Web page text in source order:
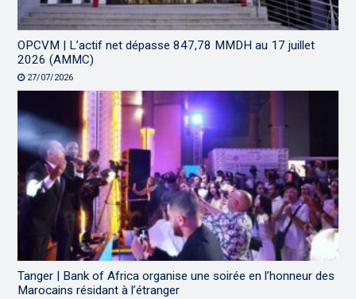
OPCVM | L’actif net dépasse 847,78 MMDH au 17 juillet
2026 (AMMC)
27/07/2026
Tanger | Bank of Africa organise une soirée en l’honneur des
Marocains résidant à l’étranger